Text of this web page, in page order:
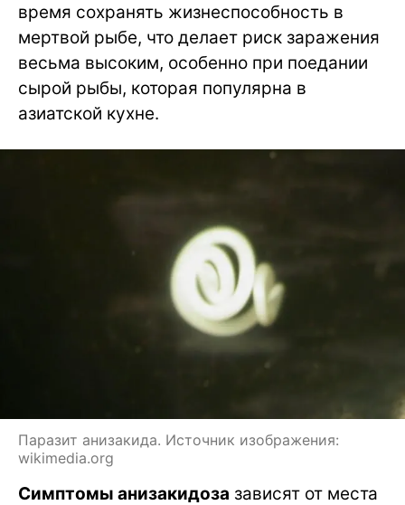
время сохранять жизнеспособность в
мертвой рыбе, что делает риск заражения
весьма высоким, особенно при поедании
сырой рыбы, которая популярна в
азиатской кухне.
Паразит анизакида. Источник изображения:
wikimedia.org
Симптомы анизакидоза зависят от места